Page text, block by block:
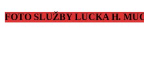
FOTO SLUŽBY LUCKA H.